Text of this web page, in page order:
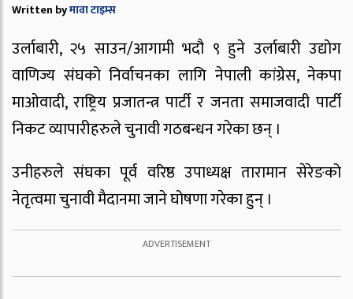
Written byमावा टाइम्स
उर्लाबारी, २५ साउन/आगामी भदौ ९ हुने उर्लाबारी उद्योग
वाणिज्य संघको निर्वाचनका लागि नेपाली कांग्रेस, नेकपा
माओवादी, राष्ट्रिय प्रजातन्त्र पार्टी र जनता समाजवादी पार्टी
निकट व्यापारीहरुले चुनावी गठबन्धन गरेका छन् ।
उनीहरुले संघका पूर्व वरिष्ठ उपाध्यक्ष तारामान सेरेङको
नेतृत्वमा चुनावी मैदानमा जाने घोषणा गरेका हुन् ।